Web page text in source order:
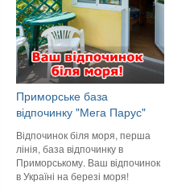
Приморське база
відпочинку "Мега Парус"
Відпочинок біля моря, перша
лінія, база відпочинку в
Приморському. Ваш відпочинок
в Україні на березі моря!